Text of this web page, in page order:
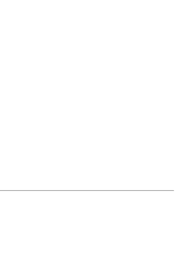
ษัท บ้าน ที่ดิน คอนโด
โอกาสในการขายได้มากกว่า ที่